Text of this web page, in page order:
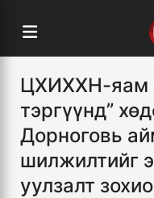
ЦХИХХН-яам
тэргүүнд”
Дорноговь
шилжилтийг
уулзалт